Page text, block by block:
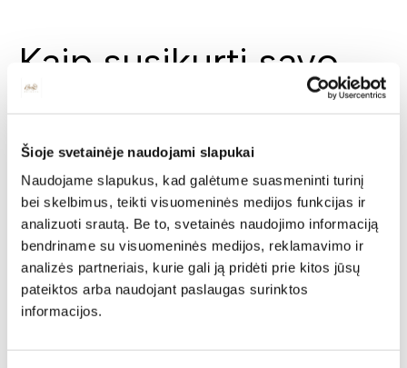
Šioje svetainėje naudojami slapukai
Naudojame slapukus, kad galėtume suasmeninti turinį
bei skelbimus, teikti visuomeninės medijos funkcijas ir
analizuoti srautą. Be to, svetainės naudojimo informaciją
bendriname su visuomeninės medijos, reklamavimo ir
analizės partneriais, kurie gali ją pridėti prie kitos jūsų
pateiktos arba naudojant paslaugas surinktos
informacijos.
Kaip susikurti savo
svajonių interjerą?
Nėra nieko geriau, kaip grįžti po darbo į savo svajonių
namus - kur kekvienas baldas ne tik gražus, bet ir idealiai
atitinkantis Jūsų poreikius. Deinavos baldų specialistai
konsultanatai paruošė keletą patarimų padėsiančių Jums
lengviau ir geriau rasti Jūsų poreikius atitinkačius baldus.